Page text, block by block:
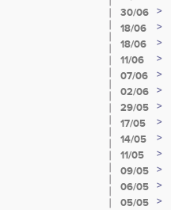
30/06
>
18/06
>
18/06 >
11/06
>
07/06
>
02/06
>
29/05 >
17/05
>
14/05
>
11/05
>
09/05
>
06/05
>
05/05
>